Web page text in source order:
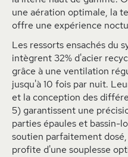
une aération optimale, la
offre une expérience
Les ressorts ensachés du
intègrent 32% d'acier
grâce à une ventilation
jusqu'à 10 fois par nuit.
et la conception des
5) garantissent une
parties épaules et bassin-
soutien parfaitement
profite d'une souplesse